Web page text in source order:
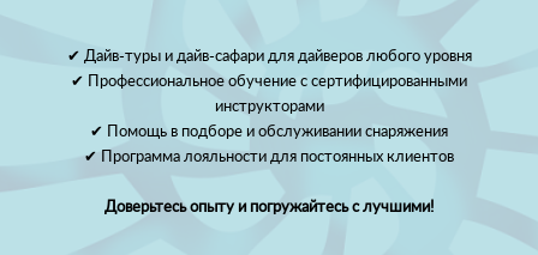
✔ Дайв-туры и дайв-сафари для дайверов любого уровня
✔ Профессиональное обучение с сертифицированными
инструкторами
✔ Помощь в подборе и обслуживании снаряжения
✔ Программа лояльности для постоянных клиентов
Доверьтесь опыту и погружайтесь с лучшими!